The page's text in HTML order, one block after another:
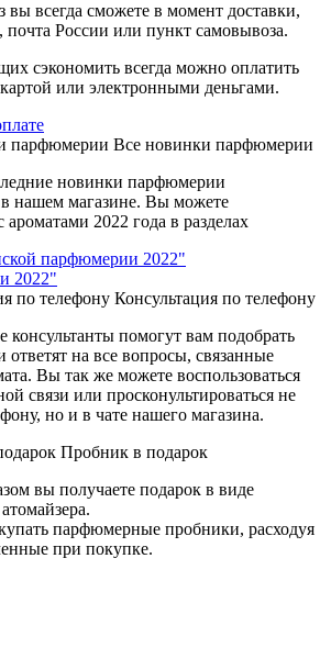
вы всегда сможете в момент доставки,
почта России или пункт самовывоза.
сэкономить всегда можно оплатить
картой или электронными деньгами.
Все новинки парфюмерии
новинки парфюмерии
нашем магазине. Вы можете
ароматами 2022 года в разделах
парфюмерии 2022"
2022"
Консультация по телефону
помогут вам подобрать
на все вопросы, связанные
Вы так же можете воспользоваться
связи или просконультироваться не
но и в чате нашего магазина.
Пробник в подарок
вы получаете подарок в виде
парфюмерные пробники, расходуя
при покупке.